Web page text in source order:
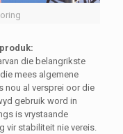
die belangrikste
mees algemene
nou al versprei oor die
gebruik word in
is vrystaande
vir stabiliteit nie vereis.